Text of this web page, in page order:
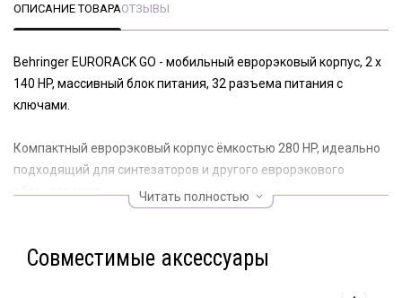
ОПИСАНИЕ ТОВАРАОТЗЫВЫ
Behringer EURORACK GO - мобильный еврорэковый корпус, 2 x
140 HP, массивный блок питания, 32 разъема питания с
ключами.
Компактный еврорэковый корпус ёмкостью 280 HP, идеально
подходящий для синтезаторов и другого еврорэкового
оборудования.
Прочное мобильное шасси, позволяющее взять ваш сетап
280 HP монтажного пространства, расположенного в 2 ряда
Читать полностью
Совместимые аксессуары